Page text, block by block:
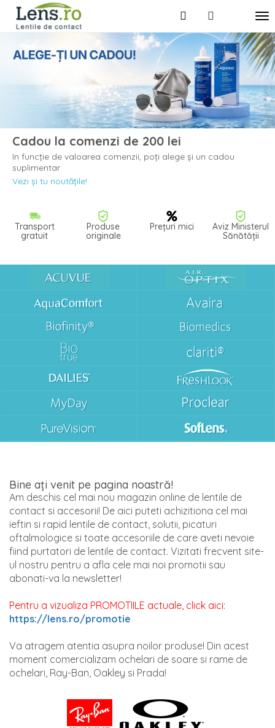
Cadou la comenzi de 200 lei
în funcție de valoarea comenzii, poți alege și un cadou
suplimentar
Vezi și tu noutățile!
Transport
gratuit
Produse
originale
Prețuri mici
Aviz Ministerul
Sănătății
Bine ați venit pe pagina noastră!
Am deschis cel mai nou magazin online de lentile de
contact si accesorii! De aici puteti achizitiona cel mai
ieftin si rapid lentile de contact, solutii, picaturi
oftalmologice si toate accesoriile de care aveti nevoie
fiind purtatori de lentile de contact. Vizitati frecvent site-
ul nostru pentru a afla cele mai noi promotii sau
abonati-va la newsletter!
Pentru a vizualiza PROMOTIILE actuale, click aici:
https://lens.ro/promotie
Va atragem atentia asupra noilor produse! Din acest
moment comercializam ochelari de soare si rame de
ochelari, Ray-Ban, Oakley si Prada!